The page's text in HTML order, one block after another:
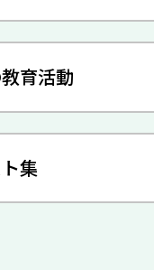
育活動
集